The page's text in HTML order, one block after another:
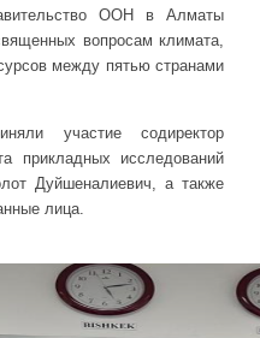
ООН в Алматы
вопросам климата,
между пятью странами
участие содиректор
прикладных исследований
Дуйшеналиевич, а также
лица.